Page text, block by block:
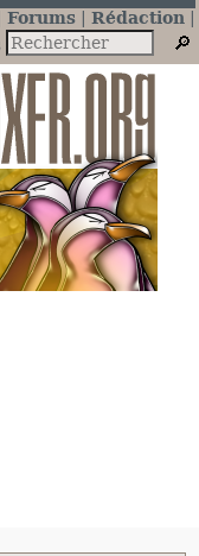
Forums
Rédaction